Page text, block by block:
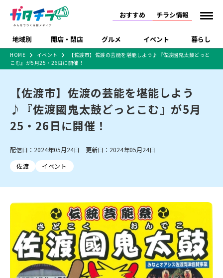
おすすめ チラシ情報
地域別 開店・閉店 グルメ イベント 暮らし
新潟市 下越
中越
佐渡
新潟市中央区 新潟市東区 新潟市西区
新潟市北区
新潟市南区
新潟市江南区 新潟市秋葉区
新潟市西蒲区
村上・関川
新発田・聖籠
胎内・粟島
三条・加茂・田上
五泉・阿賀野・阿賀
燕・弥彦
長岡・見附
小千谷・十日町・津南
魚沼・南魚沼・湯沢
開店 閉店
リニューアル・移転 休業
新潟市・開店
新潟市・閉店
長岡市・開店
長岡市・閉店
上越市・開店
ラーメン・開店
ラーメン 現地レポート
和食
スイーツ
ご当地グルメ 食べ歩き テイクアウト
季節・期間限定
居酒屋・バー
パスタ
パン・ベーカリー
タレカツ・豚カツ
デカ盛り・大盛り
旨辛・激辛
定食・町定食 海鮮・鮨
そば・うどん
日本酒・新潟清酒
ワイン・クラフトビール
体験・販売 祭り・伝統行事
趣味・展示会
スポーツ
セミナー・講演会 子ども向け 花火大会
入場無料
住宅展示場
完成見学会 学生スポーツ アルビレックス
施設・ショップ
住宅メーカー・工務
店
食品メーカー・県産
習い事・塾 アパレル・雑貨
観光スポット
温泉・入浴 ホテル 旅館
水族館
リラクゼーション・整体
スキー場
リユース・買取
病院・クリニック
イオンモール
ラブラ万代・ラブラ2
ビルボードプレイスBP
新潟伊勢丹
ピア万代
リバーサイド千秋
パティオPATIO
特売セール インタビュー
特集・まとめ記事
セツコママ ランキング 新潟人
キャンペーン
開店まとめ
閉店まとめ
食品スーパー・コンビ
ショッピングモール・
大型施設
ドラッグストア・ホーム
センター
ファッション 生活サービス
新車・中古車・カー用品
旅行・レジャー
家電・携帯電話
習い事・塾 通販・EC イベント
官公庁・自治体
新潟市 チラシ
長岡・見附 チラシ
上越・妙高・糸魚川 チラシ
注目 チラシ
週末セール
火曜セール
オープン・リニューアルセール
周年祭・感謝祭セール
年末・初売りセール
HOME イベント
【佐渡市】佐渡の芸能を堪能しよう♪『佐渡國鬼太鼓どっと
こむ』が5月25・26日に開催！
【佐渡市】佐渡の芸能を堪能しよう
♪『佐渡國鬼太鼓どっとこむ』が5月
25・26日に開催！
配信日：2024年05月24日 更新日：2024年05月24日
佐渡
イベント